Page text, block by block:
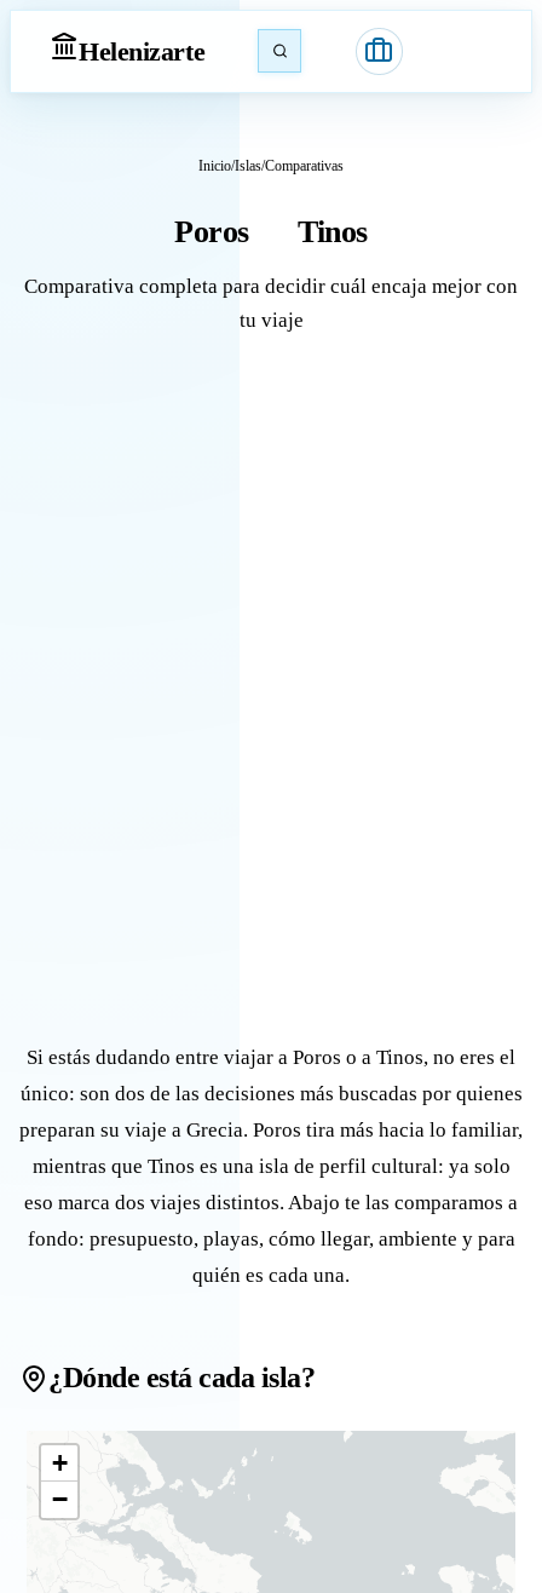
Helenizarte
Inicio/Islas/Comparativas
Poros Tinos
Comparativa completa para decidir cuál encaja mejor con
tu viaje
Si estás dudando entre viajar a Poros o a Tinos, no eres el
único: son dos de las decisiones más buscadas por quienes
preparan su viaje a Grecia. Poros tira más hacia lo familiar,
mientras que Tinos es una isla de perfil cultural: ya solo
eso marca dos viajes distintos. Abajo te las comparamos a
fondo: presupuesto, playas, cómo llegar, ambiente y para
quién es cada una.
¿Dónde está cada isla?
+
−